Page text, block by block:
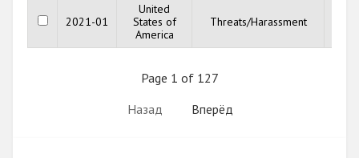
2021-01
United
States of
America
Threats/Harassment
Page 1 of 127
Назад
Вперёд